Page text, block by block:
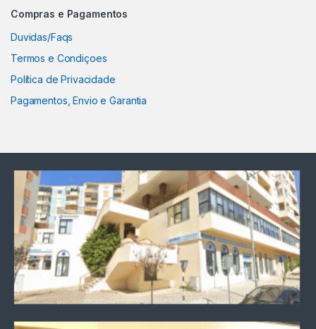
Compras e Pagamentos
Duvidas/Faqs
Termos e Condiçoes
Política de Privacidade
Pagamentos, Envio e Garantia